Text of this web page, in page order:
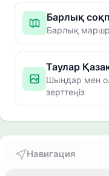
Барлық
Барлық
Таулар
Шыңдар мен
зерттеңіз
Навигация